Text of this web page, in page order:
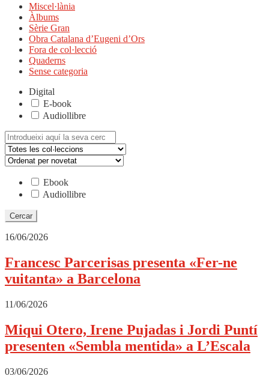
Miscel·lània
Àlbums
Sèrie Gran
Obra Catalana d’Eugeni d’Ors
Fora de col·lecció
Quaderns
Sense categoria
Digital
E-book
Audiollibre
Cerca:
Ebook
Audiollibre
16/06/2026
Francesc Parcerisas presenta «Fer-ne
vuitanta» a Barcelona
11/06/2026
Miqui Otero, Irene Pujadas i Jordi Puntí
presenten «Sembla mentida» a L’Escala
03/06/2026